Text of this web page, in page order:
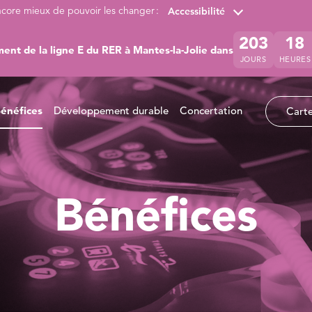
mieux de pouvoir les changer : Accessibilité
de la ligne E du RER à Mantes-la-Jolie dans 203
JOURS
18
HEURES
Développement durable Concertation
Bénéficesà